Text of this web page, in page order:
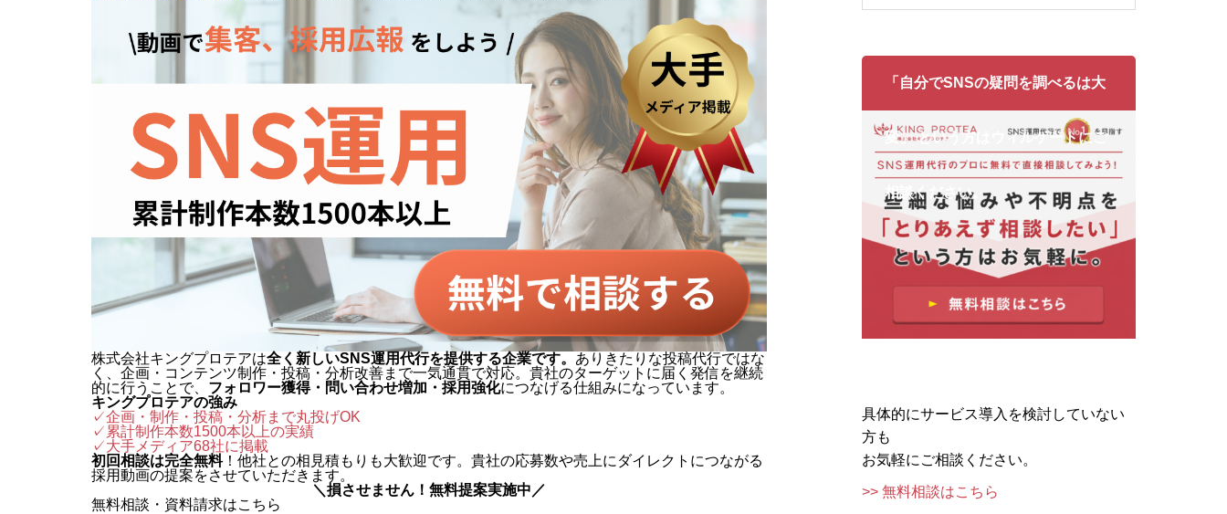
株式会社キングプロテアは全く新しいSNS運用代行を提供する企業です。 ありきたりな投稿代行ではな
く、企画・コンテンツ制作・投稿・分析改善まで一気通貫で対応。貴社のターゲットに届く発信を継続
的に行うことで、 フォロワー獲得・問い合わせ増加・採用強化につなげる仕組みになっています。
キングプロテアの強み
✓企画・制作・投稿・分析まで丸投げOK
✓累計制作本数1500本以上の実績
✓大手メディア68社に掲載
初回相談は完全無料！他社との相見積もりも大歓迎です。貴社の応募数や売上にダイレクトにつながる
採用動画の提案をさせていただきます。
＼損させません！無料提案実施中／
無料相談・資料請求はこちら
「自分でSNSの疑問を調べるは大
変」 という方はウィルゲートにご
相談ください。
具体的にサービス導入を検討していない
方も
お気軽にご相談ください。
>> 無料相談はこちら